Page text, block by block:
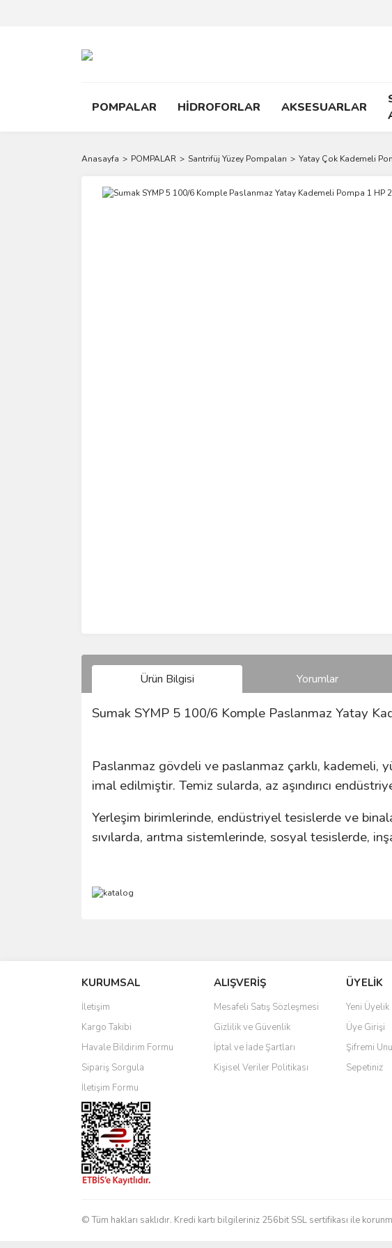
POMPALAR HİDROFORLAR AKSESUARLAR
Anasayfa POMPALAR Santrifüj Yüzey Pompaları Yatay Çok Kademeli
Ürün Bilgisi Yorumlar
Sumak SYMP 5 100/6 Komple Paslanmaz Yatay
Paslanmaz gövdeli ve paslanmaz çarklı, kademeli,
imal edilmiştir. Temiz sularda, az aşındırıcı
Yerleşim birimlerinde, endüstriyel tesislerde ve
sıvılarda, arıtma sistemlerinde, sosyal tesislerde,
Ürün resmi kalitesiz, bozuk veya görüntülenemiyor.
Ürün açıklamasında eksik bilgiler bulunuyor.
Ürün bilgilerinde hatalar bulunuyor.
Ürün fiyatı diğer sitelerden daha pahalı.
Bu ürüne benzer farklı alternatifler olmalı.
KURUMSAL
İletişim
Kargo Takibi
Havale Bildirim Formu
Sipariş Sorgula
İletişim Formu
ALIŞVERİŞ
Mesafeli Satış Sözleşmesi
Gizlilik ve Güvenlik
İptal ve İade Şartları
Kişisel Veriler Politikası
ÜYELİK
Yeni Üyelik
Üye Girişi
Şifremi
Sepetiniz
© Tüm hakları saklıdır. Kredi kartı bilgileriniz 256bit SSL sertifikası ile